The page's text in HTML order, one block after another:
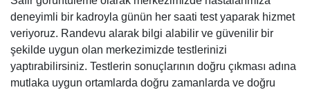
deneyimli bir kadroyla günün her saati test yaparak hizmet
veriyoruz. Randevu alarak bilgi alabilir ve güvenilir bir
şekilde uygun olan merkezimizde testlerinizi
yaptırabilirsiniz. Testlerin sonuçlarının doğru çıkması adına
mutlaka uygun ortamlarda doğru zamanlarda ve doğru